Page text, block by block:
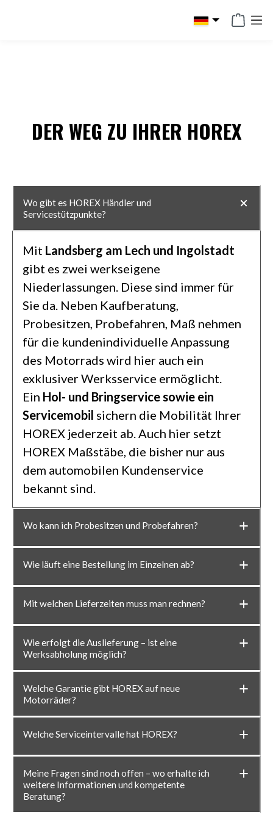
DER WEG ZU IHRER HOREX
Wo gibt es HOREX Händler und
Servicestützpunkte?
Mit Landsberg am Lech und Ingolstadt
gibt es zwei werkseigene
Niederlassungen. Diese sind immer für
Sie da. Neben Kaufberatung,
Probesitzen, Probefahren, Maß nehmen
für die kundenindividuelle Anpassung
des Motorrads wird hier auch ein
exklusiver Werksservice ermöglicht.
Ein Hol- und Bringservice sowie ein
Servicemobil sichern die Mobilität Ihrer
HOREX jederzeit ab. Auch hier setzt
HOREX Maßstäbe, die bisher nur aus
dem automobilen Kundenservice
bekannt sind.
Wo kann ich Probesitzen und Probefahren?
Wie läuft eine Bestellung im Einzelnen ab?
Mit welchen Lieferzeiten muss man rechnen?
Wie erfolgt die Auslieferung – ist eine
Werksabholung möglich?
Welche Garantie gibt HOREX auf neue
Motorräder?
Welche Serviceintervalle hat HOREX?
Meine Fragen sind noch offen – wo erhalte ich
weitere Informationen und kompetente
Beratung?